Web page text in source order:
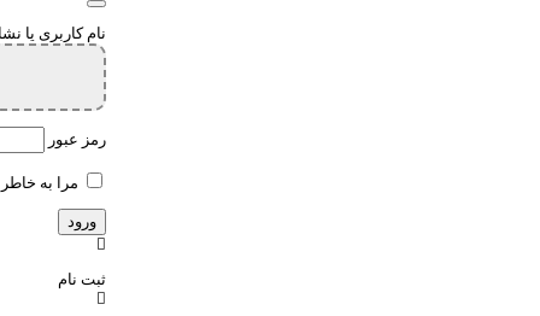
نام کاربری یا
رمز عبور
مرا به خاطر
ثبت نام